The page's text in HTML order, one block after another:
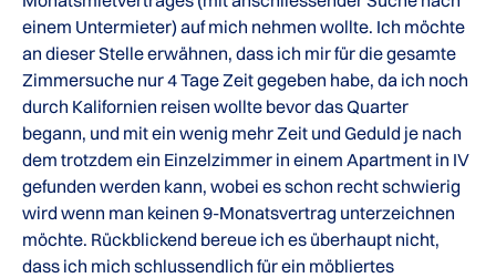
einem Untermieter) auf mich nehmen wollte. Ich möchte
an dieser Stelle erwähnen, dass ich mir für die gesamte
Zimmersuche nur 4 Tage Zeit gegeben habe, da ich noch
durch Kalifornien reisen wollte bevor das Quarter
begann, und mit ein wenig mehr Zeit und Geduld je nach
dem trotzdem ein Einzelzimmer in einem Apartment in IV
gefunden werden kann, wobei es schon recht schwierig
wird wenn man keinen 9-Monatsvertrag unterzeichnen
möchte. Rückblickend bereue ich es überhaupt nicht,
dass ich mich schlussendlich für ein möbliertes